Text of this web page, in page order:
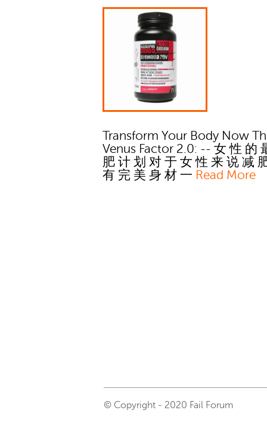
Transform Your Body Now
Venus Factor 2.0: -- 女 性 的
肥 计 划 对 于 女 性 来 说 减
有 完 美 身 材 一 Read More
© Copyright - 2020 Fail Forum